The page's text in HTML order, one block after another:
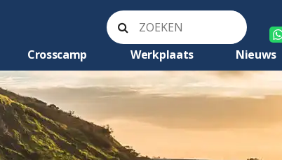
Crosscamp Werkplaats Nieuws